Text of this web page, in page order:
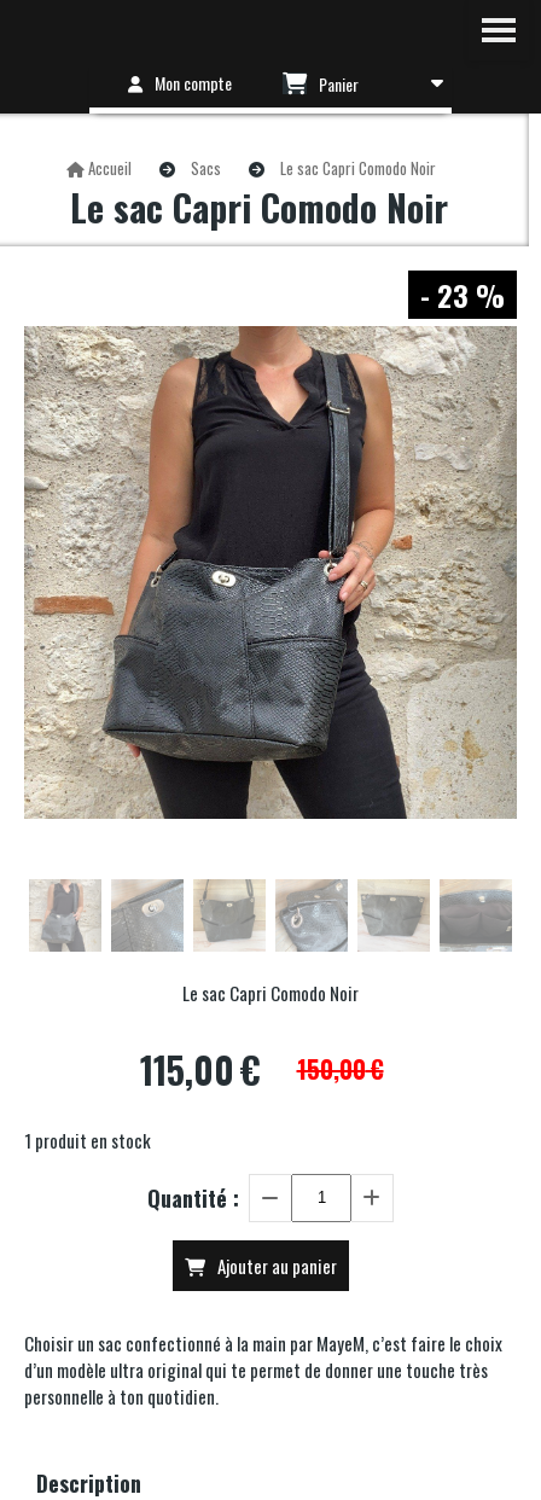
Mon compte Panier
Accueil Sacs Le sac Capri Comodo Noir
Le sac Capri Comodo Noir
- 23 %
Le sac Capri Comodo Noir
115,00€ 150,00€
1 produit en stock
Quantité :
Ajouter au panier
Choisir un sac confectionné à la main par MayeM, c’est faire le choix
d’un modèle ultra original qui te permet de donner une touche très
personnelle à ton quotidien.
Description